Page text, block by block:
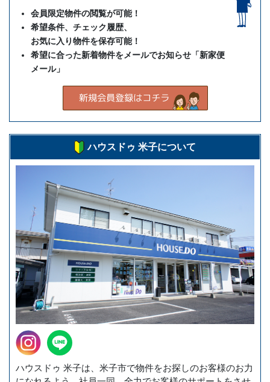
会員限定物件の閲覧が可能！
希望条件、チェック履歴、
お気に入り物件を保存可能！
希望に合った新着物件をメールでお知らせ「新家便
メール」
ハウスドゥ 米子について
ハウスドゥ 米子は、米子市で物件をお探しのお客様のお力